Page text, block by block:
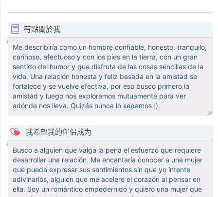
有點關於我
Me describiría como un hombre confiable, honesto, tranquilo,
cariñoso, afectuoso y con los pies en la tierra, con un gran
sentido del humor y que disfruta de las cosas sencillas de la
vida. Una relación honesta y feliz basada en la amistad se
fortalece y se vuelve efectiva, por eso busco primero la
amistad y luego nos exploramos mutuamente para ver
adónde nos lleva. Quizás nunca lo sepamos :).
我希望我的伴侣成为
Busco a alguien que valga la pena el esfuerzo que requiere
desarrollar una relación. Me encantaría conocer a una mujer
que pueda expresar sus sentimientos sin que yo intente
adivinarlos, alguien que me acelere el corazón al pensar en
ella. Soy un romántico empedernido y quiero una mujer que